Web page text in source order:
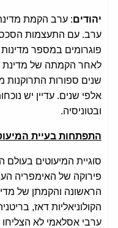
יהודים: ערב הקמת מדינת
פוגרומים במספר מדינות
לאחר הקמתה של מדינת
שנים ספורות התרוקנות
אלפי שנים. עדיין יש
ובטוניסיה.
התפתחות בעיית
סוגיית המיעוטים
פירוקה של האימפריה
הראשונה והקמתן של
ערבי אסלאמי לא